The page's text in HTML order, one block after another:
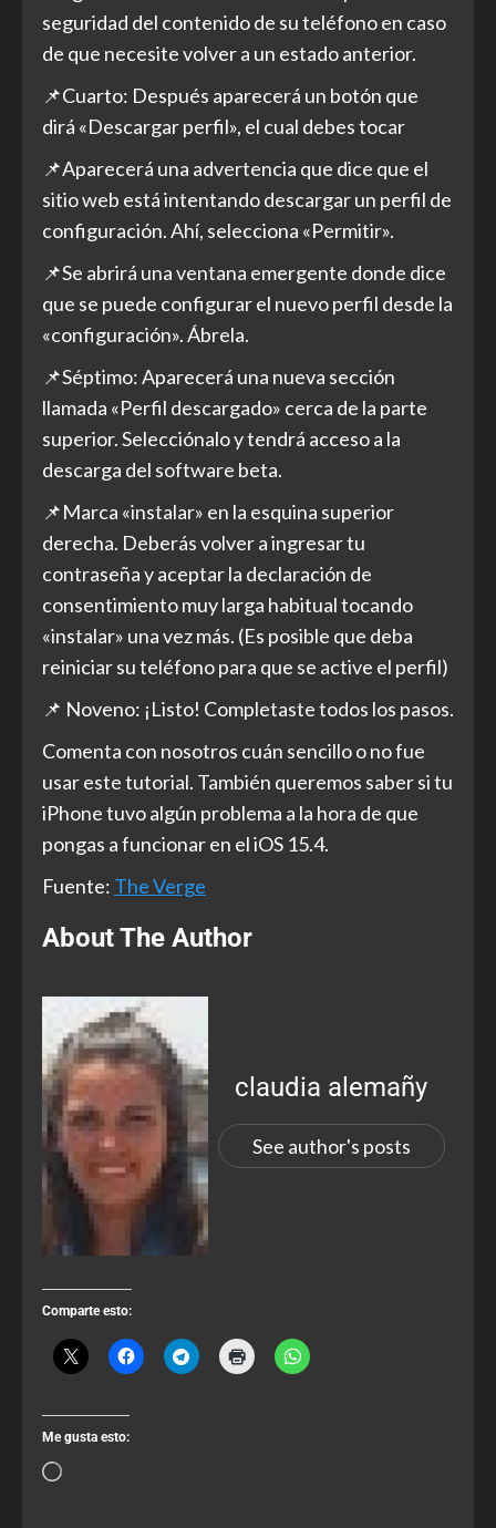
seguridad del contenido de su teléfono en caso
de que necesite volver a un estado anterior.
📌Cuarto: Después aparecerá un botón que
dirá «Descargar perfil», el cual debes tocar
📌Aparecerá una advertencia que dice que el
sitio web está intentando descargar un perfil de
configuración. Ahí, selecciona «Permitir».
📌Se abrirá una ventana emergente donde dice
que se puede configurar el nuevo perfil desde la
«configuración». Ábrela.
📌Séptimo: Aparecerá una nueva sección
llamada «Perfil descargado» cerca de la parte
superior. Selecciónalo y tendrá acceso a la
descarga del software beta.
📌Marca «instalar» en la esquina superior
derecha. Deberás volver a ingresar tu
contraseña y aceptar la declaración de
consentimiento muy larga habitual tocando
«instalar» una vez más. (Es posible que deba
reiniciar su teléfono para que se active el perfil)
📌 Noveno: ¡Listo! Completaste todos los pasos.
Comenta con nosotros cuán sencillo o no fue
usar este tutorial. También queremos saber si tu
iPhone tuvo algún problema a la hora de que
pongas a funcionar en el iOS 15.4.
Fuente: The Verge
About The Author
claudia alemañy
See author's posts
Comparte esto:
Me gusta esto: